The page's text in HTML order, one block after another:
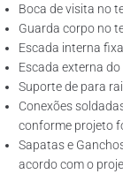
Boca de visita no
Guarda corpo no
Escada interna
Escada externa
Suporte de para
Conexões
conforme projeto
Sapatas e
acordo com o